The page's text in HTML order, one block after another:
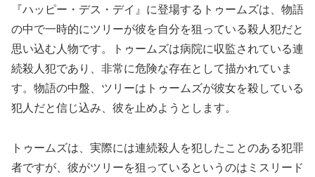
『ハッピー・デス・デイ』に登場するトゥームズは、物語
の中で一時的にツリーが彼を自分を狙っている殺人犯だと
思い込む人物です。トゥームズは病院に収監されている連
続殺人犯であり、非常に危険な存在として描かれていま
す。物語の中盤、ツリーはトゥームズが彼女を殺している
犯人だと信じ込み、彼を止めようとします。
トゥームズは、実際には連続殺人を犯したことのある犯罪
者ですが、彼がツリーを狙っているというのはミスリード